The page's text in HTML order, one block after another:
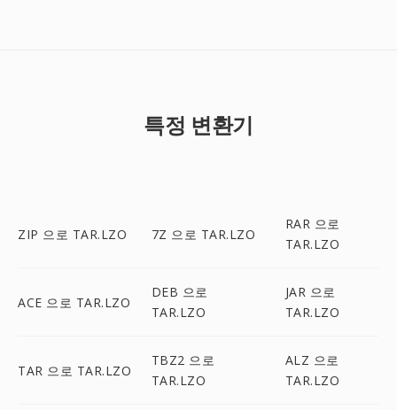
특정 변환기
ZIP 으로 TAR.LZO 7Z 으로 TAR.LZO
RAR 으로
TAR.LZO
ACE 으로 TAR.LZO
DEB 으로
TAR.LZO
JAR 으로
TAR.LZO
TAR 으로 TAR.LZO
TBZ2 으로
TAR.LZO
ALZ 으로
TAR.LZO